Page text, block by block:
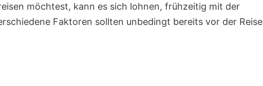
möchtest, kann es sich lohnen, frühzeitig mit der
Faktoren sollten unbedingt bereits vor der Reise